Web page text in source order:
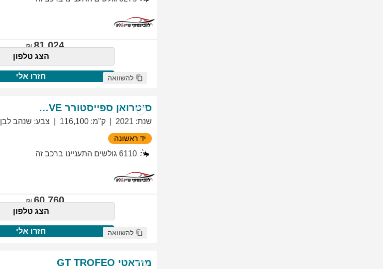
81,024
הצג טלפון
חזרו אלי להשוואה
סיטרואן ספייסטורר EXCLUSIVE
שנת:
2021 ק"מ:
116,100 צבע: שנהב לבן
יד ראשונה
6110 גולשים התעניינו ברכב זה
60,760
הצג טלפון
חזרו אלי להשוואה
מזראטי GT TROFEO